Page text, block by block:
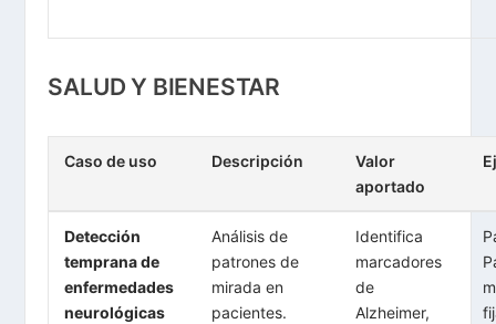
SALUD Y BIENESTAR
Caso de uso Descripción
Valor
aportado
Detección
temprana de
enfermedades
neurológicas
Análisis de
patrones de
mirada en
pacientes.
Identifica
marcadores
de
Alzheimer,